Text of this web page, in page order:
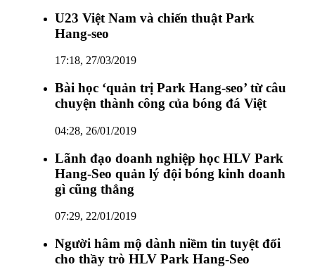
U23 Việt Nam và chiến thuật Park
Hang-seo
17:18, 27/03/2019
Bài học ‘quản trị Park Hang-seo’ từ câu
chuyện thành công của bóng đá Việt
04:28, 26/01/2019
Lãnh đạo doanh nghiệp học HLV Park
Hang-Seo quản lý đội bóng kinh doanh
gì cũng thắng
07:29, 22/01/2019
Người hâm mộ dành niềm tin tuyệt đối
cho thầy trò HLV Park Hang-Seo